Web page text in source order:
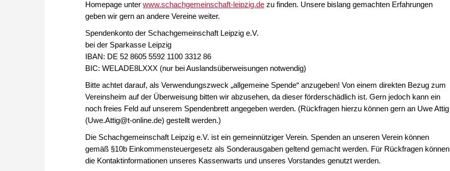
Homepage unter www.schachgemeinschaft-leipzig.de zu finden. Unsere bislang gemachten Erfahrungen
geben wir gern an andere Vereine weiter.
Spendenkonto der Schachgemeinschaft Leipzig e.V.
bei der Sparkasse Leipzig
IBAN: DE 52 8605 5592 1100 3312 86
BIC: WELADE8LXXX (nur bei Auslandsüberweisungen notwendig)
Bitte achtet darauf, als Verwendungszweck „allgemeine Spende“ anzugeben! Von einem direkten Bezug zum
Vereinsheim auf der Überweisung bitten wir abzusehen, da dieser förderschädlich ist. Gern jedoch kann ein
noch freies Feld auf unserem Spendenbrett angegeben werden. (Rückfragen hierzu können gern an Uwe Attig
(Uwe.Attig@t-online.de) gestellt werden.)
Die Schachgemeinschaft Leipzig e.V. ist ein gemeinnütziger Verein. Spenden an unseren Verein können
gemäß §10b Einkommensteuergesetz als Sonderausgaben geltend gemacht werden. Für Rückfragen können
die Kontaktinformationen unseres Kassenwarts und unseres Vorstandes genutzt werden.